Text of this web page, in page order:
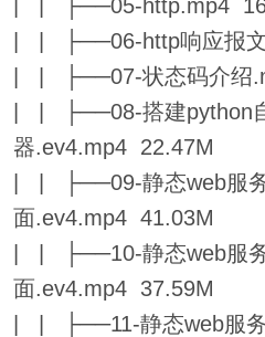
| | ├──05-http.mp4
| | ├──06-http响应报
| | ├──07-状态码介绍
| | ├──08-搭建python
器.ev4.mp4 22.47M
| | ├──09-静态web服
面.ev4.mp4 41.03M
| | ├──10-静态web服
面.ev4.mp4 37.59M
| | ├──11-静态web服